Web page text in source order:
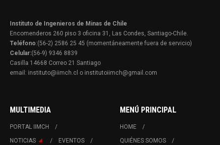
Instituto de Ingenieros de Minas de Chile
Encomenderos 260 piso 3 oficina 31, Las Condes, Santiago-Chile.
Teléfono:(56-2) 2586 25 45 (momentáneamente fuera de servicio)
Celular:(56-9) 9346 8839
Casilla 14668 Correo 21 Santiago
email: instituto@iimch.cl o institutoiimch@gmail.com
MULTIMEDIA
PORTAL IIMCH
NOTICIAS
EVENTOS
MENÚ PRINCIPAL
HOME
QUIÉNES SOMOS